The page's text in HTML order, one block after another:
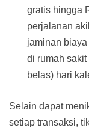
gratis hingga
perjalanan
jaminan
di rumah
belas) hari
Selain dapat
setiap transaksi,